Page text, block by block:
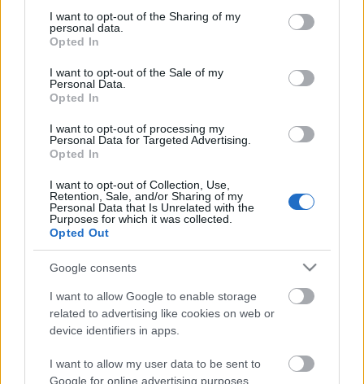
not limited to your visit or usage behaviour. You may click to
grant or deny consent to Google and its third-party tags to
use your data for below specified purposes in below Google
consent section.
I want to opt-out of the Sharing of my
personal data.
Opted In
I want to opt-out of the Sale of my
Personal Data.
Opted In
I want to opt-out of processing my
Personal Data for Targeted Advertising.
Opted In
I want to opt-out of Collection, Use,
Retention, Sale, and/or Sharing of my
Personal Data that Is Unrelated with the
Purposes for which it was collected.
Opted Out
Google consents
I want to allow Google to enable storage
related to advertising like cookies on web or
device identifiers in apps.
I want to allow my user data to be sent to
Google for online advertising purposes.
A szervezők közleménye szerint a fesztiválra
meghívtákBodó Viktort
és a Szputnyik Hajózási
Társaságot, Pintér Bélát
Csabát
és a Forte Társulatot, valamint a Krétakör
színházat, a magyarországi független színjátszás
"zászlóshajóját", de a résztvevők végleges névsorát
A Burgtheater szeptemberben a magyar
Színház meghívását a budapesti teátrum első
nemzetközi színházi fesztiváljára, 2014 tavaszára.
Ajánlott bejegyzések: